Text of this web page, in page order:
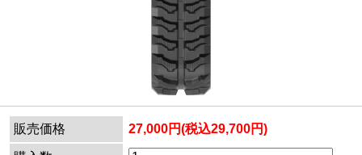
販売価格 27,000円(税込29,700円)